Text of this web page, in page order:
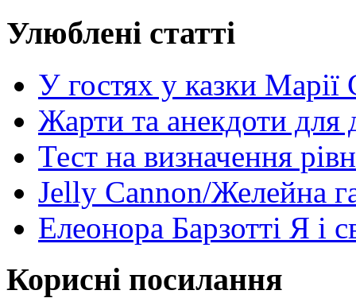
Улюблені статті
У гостях у казки
Жарти та анекдоти для
Тест на визначення
Jelly Cannon/Желейна
Елеонора Барзотті Я і
Корисні посилання